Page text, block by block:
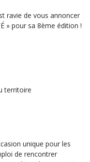
ravie de vous annoncer
» pour sa 8ème édition !
territoire
unique pour les
de rencontrer